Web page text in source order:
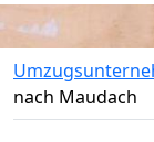
nach Maudach